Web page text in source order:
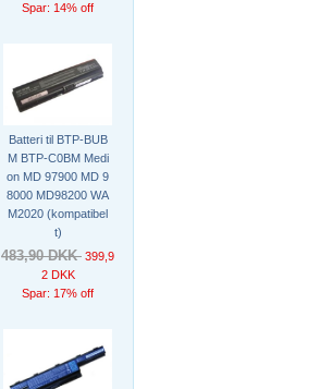
Spar: 14% off
Batteri til BTP-BUB
M BTP-C0BM Medi
on MD 97900 MD 9
8000 MD98200 WA
M2020 (kompatibel
t)
483,90 DKK 399,9
2 DKK
Spar: 17% off